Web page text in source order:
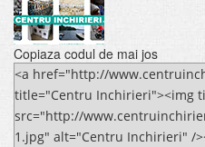
BLOG
CONTACT
Copiaza codul de mai jos
<a href="http://
title="Centru Inchirieri"><img
src="http://
1.jpg" alt="Centru Inchirieri" /